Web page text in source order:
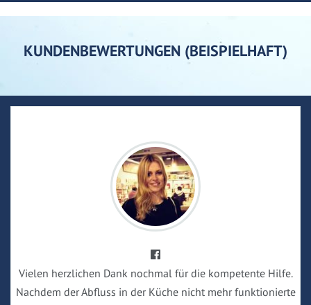
KUNDENBEWERTUNGEN (BEISPIELHAFT)
Vielen herzlichen Dank nochmal für die kompetente Hilfe.
Nachdem der Abfluss in der Küche nicht mehr funktionierte